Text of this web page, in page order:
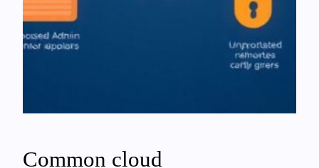
Common cloud